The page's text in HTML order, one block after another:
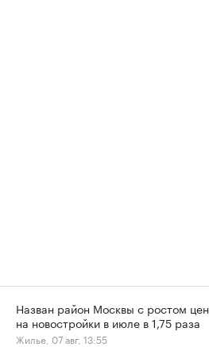
Назван район Москвы с ростом цен
на новостройки в июле в 1,75 раза
Жилье, 07 авг, 13:55